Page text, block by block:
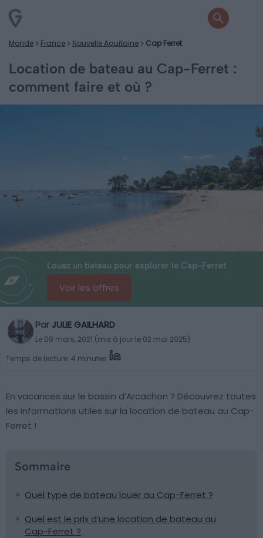
Monde France Nouvelle Aquitaine Cap Ferret
Location de bateau au Cap-Ferret :
comment faire et où ?
Louez un bateau pour explorer le Cap-Ferret
Voir les offres
Par JULIE GAILHARD
Le 09 mars, 2021 (mis à jour le 02 mai 2025)
Temps de lecture: 4 minutes
En vacances sur le bassin d’Arcachon ? Découvrez toutes
les informations utiles sur la location de bateau au Cap-
Ferret !
Sommaire
Quel type de bateau louer au Cap-Ferret ?
Quel est le prix d’une location de bateau au
Cap-Ferret ?